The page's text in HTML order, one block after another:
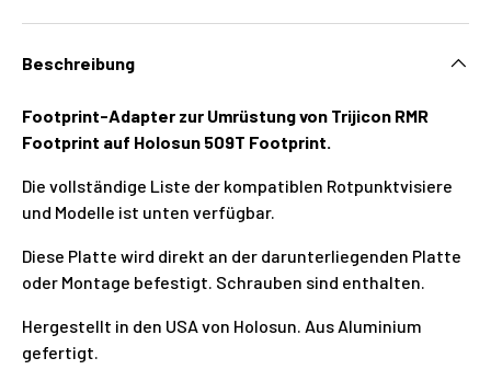
Beschreibung
Footprint-Adapter zur Umrüstung von Trijicon RMR
Footprint auf Holosun 509T Footprint.
Die vollständige Liste der kompatiblen Rotpunktvisiere
und Modelle ist unten verfügbar.
Diese Platte wird direkt an der darunterliegenden Platte
oder Montage befestigt. Schrauben sind enthalten.
Hergestellt in den USA von Holosun. Aus Aluminium
gefertigt.